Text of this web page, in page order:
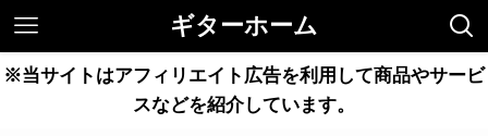
ギターホーム
※当サイトはアフィリエイト広告を利用して商品やサービ
スなどを紹介しています。